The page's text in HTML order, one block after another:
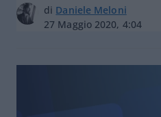
di Daniele Meloni
27 Maggio 2020, 4:04